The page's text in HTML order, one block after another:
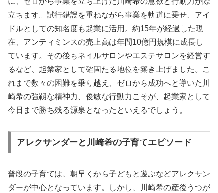
立ちます。試行錯誤を重ねながら事業を軌道に乗せ、アイ
ドルとしての知名度も起業に活用。約15年が経過した現
在、アンティミンスの売上高は年間10億円規模に成長し
ています。その後もネイルサロンやエステサロンを経営す
るなど、起業家として確固たる地位を築き上げました。こ
れまで数々の困難を乗り越え、ゼロから成功へと導いた川
崎希の強靱な精神力、俊敏な行動力こそが、起業家として
今日まで勝ち残る源泉となったといえるでしょう。
アレクサンダーと川崎希の子育てエピソード
普段の子育ては、朝早くから子どもと遊ぶなどアレクサン
ダーが中心となっています。しかし、川崎希の産後うつが